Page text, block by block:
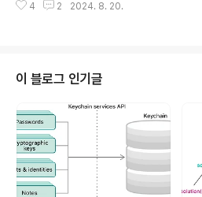
볼게요~!SwiftUI의 View 업데이트 방식SwiftUI
다. 그렇기 때문에 데이터 업데이트 시점을 계산
업데이트 시켜주는 일을 개발자가 일일이 해주지
되는 것이죠. 이를 위해 SwiftUI에서는 다양한 프
래퍼를 제공합니다. 이 중 가장 기본적인
ing 을 이용해 어떤 방식으로 뷰를 업데이트 하
인..
4 2 2024. 8. 20.
이 블로그 인기글